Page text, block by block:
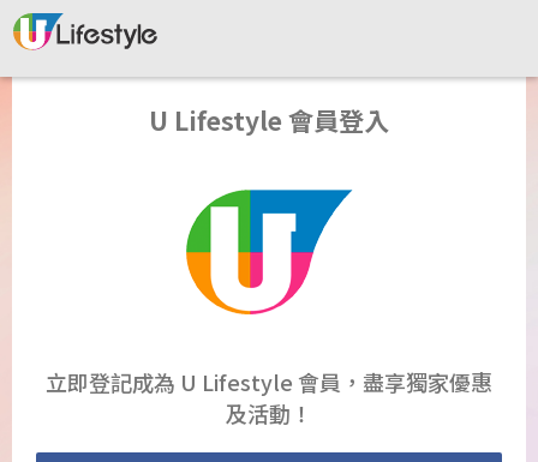
U Lifestyle 會員登入
立即登記成為 U Lifestyle 會員，盡享獨家優惠
及活動！